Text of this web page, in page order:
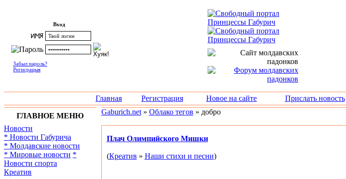
Вход
Забыл пароль?
Регисрацыя
Главная Регистрация Новое на сайте Прислать новость
ГЛАВНОЕ МЕНЮ
Новости
* Новости Габурича
* Молдавские новости
* Мировые новости *
Новости спорта
Креатив
Gaburich.net» Облако тегов » добро
Плач Олимпийского Мишки
(Креатив » Наши стихи и песни)